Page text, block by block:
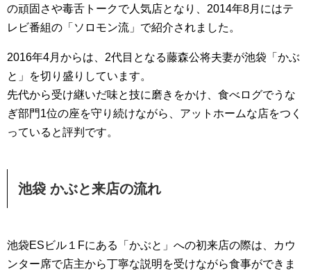
の頑固さや毒舌トークで人気店となり、2014年8月にはテ
レビ番組の「ソロモン流」で紹介されました。
2016年4月からは、2代目となる藤森公将夫妻が池袋「かぶ
と」を切り盛りしています。
先代から受け継いだ味と技に磨きをかけ、食べログでうな
ぎ部門1位の座を守り続けながら、アットホームな店をつく
っていると評判です。
池袋 かぶと来店の流れ
池袋ESビル１Fにある「かぶと」への初来店の際は、カウ
ンター席で店主から丁寧な説明を受けながら食事ができま